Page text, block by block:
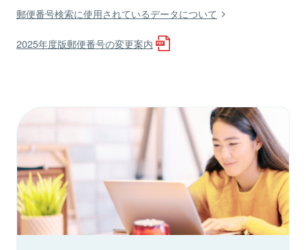
郵便番号検索に使用されているデータについて
2025年度版郵便番号の変更案内